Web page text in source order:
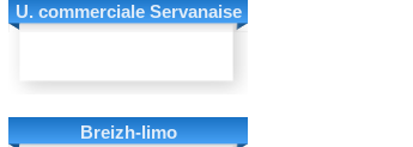
U. commerciale Servanaise
Breizh-limo